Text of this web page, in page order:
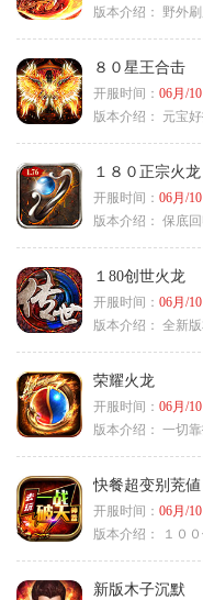
版本介绍：
野外
８０星王合击
开服时间： 06月/
版本介绍：
元宝
１８０正宗火龙
开服时间： 06月/
版本介绍： 保底
１80创世火龙
开服时间： 06月/
版本介绍： 全新
荣耀火龙
开服时间： 06月/
版本介绍： 一切
快餐超变别茺値
开服时间： 06月/
版本介绍：
１００
新版木子沉默